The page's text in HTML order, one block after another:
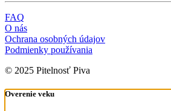
FAQ
O nás
Ochrana osobných údajov
Podmienky používania
© 2025 Pitelnosť Piva
Overenie veku